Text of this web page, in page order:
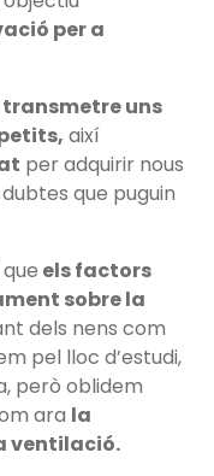
per a
transmetre uns
així
per adquirir nous
que puguin
els factors
sobre la
dels nens com
pel lloc d’estudi,
però oblidem
ara la
ventilació.